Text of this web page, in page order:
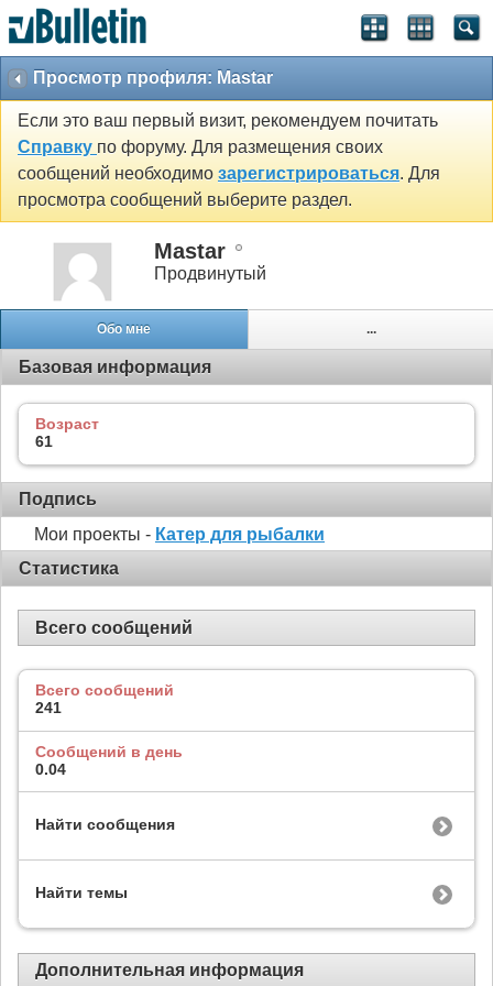
Просмотр профиля: Mastar
Если это ваш первый визит, рекомендуем почитать
Справку по форуму. Для размещения своих
сообщений необходимо зарегистрироваться. Для
просмотра сообщений выберите раздел.
Mastar
Продвинутый
Обо мне ...
Базовая информация
Возраст
61
Подпись
Мои проекты - Катер для рыбалки
Статистика
Всего сообщений
Всего сообщений
241
Сообщений в день
0.04
Найти сообщения
Найти темы
Дополнительная информация